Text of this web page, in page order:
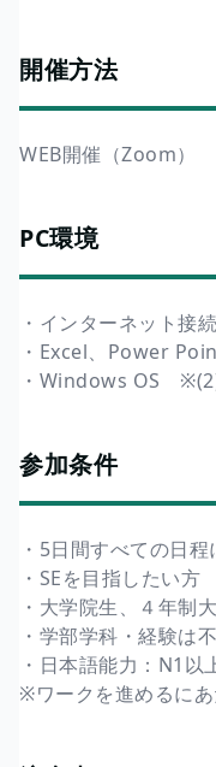
開催方法
WEB開催（Zoom）
PC環境
・インターネット接
・Excel、Power
・Windows OS
参加条件
・5日間すべての日
・SEを目指したい方
・大学院生、４年制
・学部学科・経験は
・日本語能力：N1以
※ワークを進めるに